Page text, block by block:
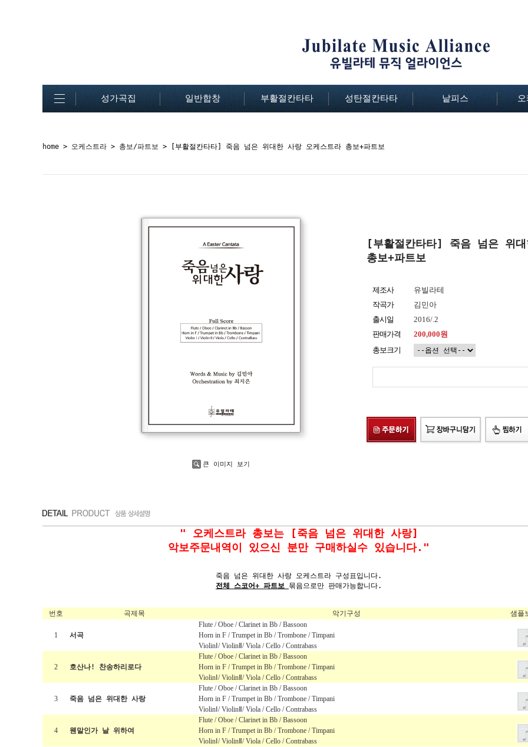
성가곡집 일반합창 부활절칸타타 성탄절칸타타 낱피스
home > 오케스트라 > 총보/파트보 > [부활절칸타타] 죽음 넘은 위대한 사랑 오케스트라 총보+파트보
큰 이미지 보기
[부활절칸타타] 죽음 넘은 위
총보+파트보
제조사
유빌라테
작곡가
김민아
출시일
2016/.2
판매가격
200,000원
총보크기
" 오케스트라 총보는 [죽음 넘은 위대한 사랑]
악보주문내역이 있으신 분만 구매하실수 있습니다."
죽음 넘은 위대한 사랑 오케스트라 구성표입니다.
전체 스코어+ 파트보 묶음으로만 판매가능합니다.
번호 곡제목 악기구성 샘플
1 서곡
Flute / Oboe / Clarinet in Bb / Bassoon
Horn in F / Trumpet in Bb / Trombone / Timpani
ViolinⅠ/ ViolinⅡ/ Viola / Cello / Contrabass
2 호산나! 찬송하리로다
Flute / Oboe / Clarinet in Bb / Bassoon
Horn in F / Trumpet in Bb / Trombone / Timpani
ViolinⅠ/ ViolinⅡ/ Viola / Cello / Contrabass
3 죽음 넘은 위대한 사랑
Flute / Oboe / Clarinet in Bb / Bassoon
Horn in F / Trumpet in Bb / Trombone / Timpani
ViolinⅠ/ ViolinⅡ/ Viola / Cello / Contrabass
4 웬말인가 날 위하여
Flute / Oboe / Clarinet in Bb / Bassoon
Horn in F / Trumpet in Bb / Trombone / Timpani
ViolinⅠ/ ViolinⅡ/ Viola / Cello / Contrabass